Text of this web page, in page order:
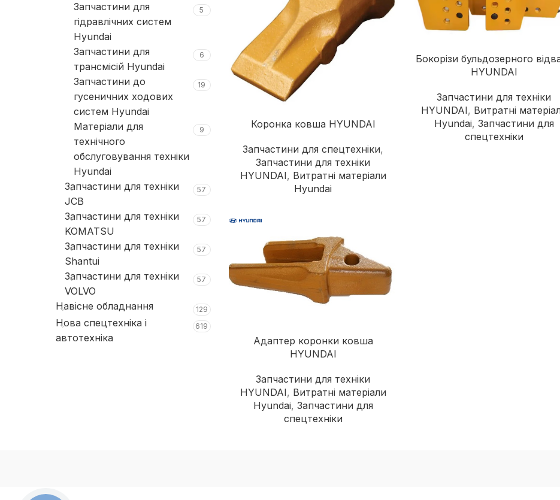
Колісні екскаватори
Міні-екскаватори
поворотом
Запчастини для
гідравлічних систем
Hyundai
5
Запчастини для
трансмісій Hyundai
6
Запчастини до
гусеничних ходових
систем Hyundai
19
Матеріали для
технічного
обслуговування техніки
Hyundai
9
Запчастини для техніки
JCB
57
Запчастини для техніки
KOMATSU
57
Запчастини для техніки
Shantui
57
Запчастини для техніки
VOLVO
57
Навісне обладнання 129
Нова спецтехніка і
автотехніка
619
Коронка ковша HYUNDAI
Запчастини для спецтехніки,
Запчастини для техніки
HYUNDAI, Витратні матеріали
Hyundai
Бокорізи бульдозерного
HYUNDAI
Запчастини для техніки
HYUNDAI, Витратні
Hyundai, Запчастини для
спецтехніки
Адаптер коронки ковша
HYUNDAI
Запчастини для техніки
HYUNDAI, Витратні матеріали
Hyundai, Запчастини для
спецтехніки